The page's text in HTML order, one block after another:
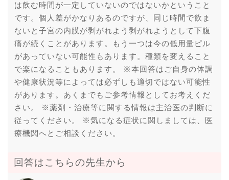
は飲む時間が一定していないのではないかということ
です。個人差がかなりあるのですが、同じ時間で飲ま
ないと子宮の内膜が剥がれよう剥がれようとして下腹
痛が続くことがあります。もう一つは今の低用量ピル
があっていない可能性もあります。種類を変えること
で楽になることもあります。 ※本回答はご自身の体調
や健康状況等によっては必ずしも適切ではない可能性
があります。あくまでもご参考情報としてお考えくだ
さい。 ※薬剤・治療等に関する情報は主治医の判断に
従ってください。 ※気になる症状に関しましては、医
療機関へとご相談ください。
回答はこちらの先生から